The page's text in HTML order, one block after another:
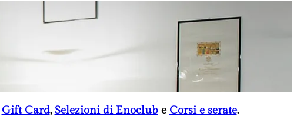
Gift Card, Selezioni di Enoclube Corsi e serate.